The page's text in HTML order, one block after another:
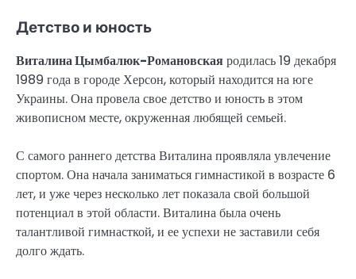
Детство и юность
Виталина Цымбалюк-Романовскаяродилась 19 декабря
1989 года в городе Херсон, который находится на юге
Украины. Она провела свое детство и юность в этом
живописном месте, окруженная любящей семьей.
С самого раннего детства Виталина проявляла увлечение
спортом. Она начала заниматься гимнастикой в возрасте 6
лет, и уже через несколько лет показала свой большой
потенциал в этой области. Виталина была очень
талантливой гимнасткой, и ее успехи не заставили себя
долго ждать.